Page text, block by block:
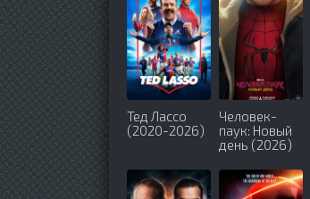
Тед Лассо
(2020-2026)
Человек-
паук: Новый
день (2026)